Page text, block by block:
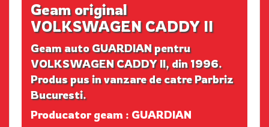
Geam original
VOLKSWAGEN CADDY II
Geam auto GUARDIAN pentru
VOLKSWAGEN CADDY II, din 1996.
Produs pus in vanzare de catre Parbriz
Bucuresti.
Producator geam : GUARDIAN